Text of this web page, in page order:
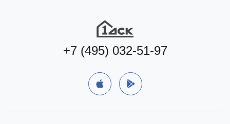
+7 (495) 032-51-97